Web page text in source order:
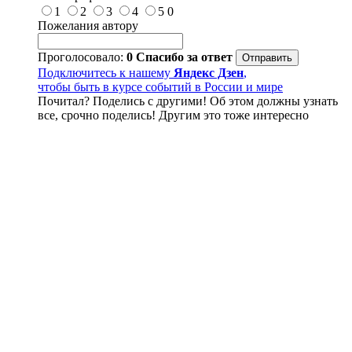
1
2 3 4 5 0
Пожелания автору
Проголосовало: 0 Спасибо за ответ
Подключитесь к нашему Яндекс Дзен,
чтобы быть в курсе событий в России и мире
Почитал? Поделись с другими! Об этом должны узнать
все, срочно поделись! Другим это тоже интересно